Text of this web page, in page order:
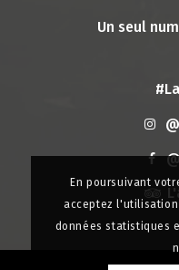
Un seul
En poursuivant
acceptez
données statistiques